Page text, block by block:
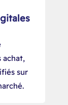
achat,
sur